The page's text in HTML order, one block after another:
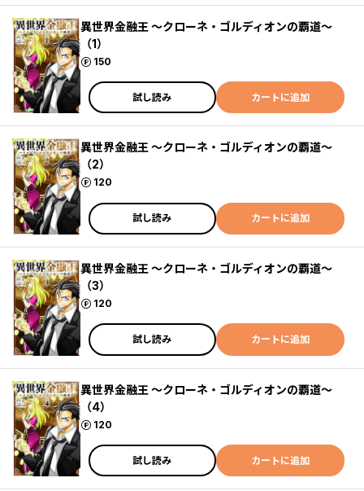
異世界金融王 ～クローネ・ゴルディオンの覇道～
（1）
150
ポイント
試し読み カートに追加
異世界金融王 ～クローネ・ゴルディオンの覇道～
（2）
120
ポイント
試し読み カートに追加
異世界金融王 ～クローネ・ゴルディオンの覇道～
（3）
120
ポイント
試し読み カートに追加
異世界金融王 ～クローネ・ゴルディオンの覇道～
（4）
120
ポイント
試し読み カートに追加